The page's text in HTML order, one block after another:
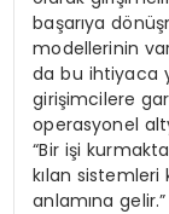
başarıya
modellerinin
da bu ihtiyaca
girişimcilere
operasyonel
“Bir işi
kılan sistemleri
anlamına gelir.”